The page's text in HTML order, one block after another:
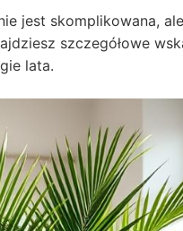
jest skomplikowana,
szczegółowe
lata.